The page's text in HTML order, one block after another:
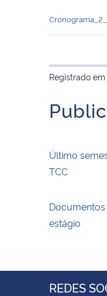
Registrado em
Último
TCC
estágio
REDES